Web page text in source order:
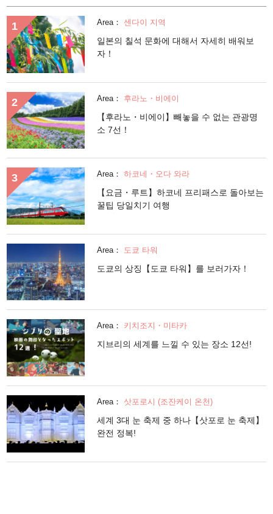
Area： 센다이 지역
일본의 칠석 문화에 대해서 자세히 배워보
자！
Area： 후라노・비에이
【후라노・비에이】빼놓을 수 없는 관광명
소 7선！
Area： 하코네・오다 와라
【요금・루트】하코네 프리패스로 돌아보는
꿀팁 당일치기 여행
Area： 도쿄 타워
도쿄의 상징【도쿄 타워】를 보러가자！
Area： 키치조지・미타카
지브리의 세계를 느낄 수 있는 장소 12선!
Area： 삿포로시 (조잔케이 온천)
세계 3대 눈 축제 중 하나【삿포로 눈 축제】
완전 정복!